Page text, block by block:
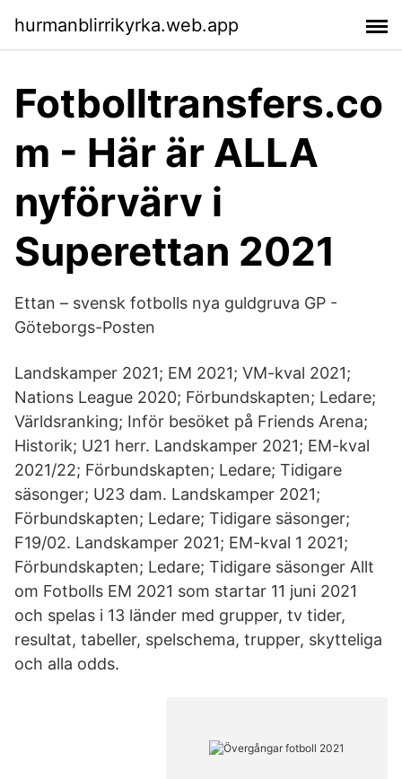
hurmanblirrikyrka.web.app
Fotbolltransfers.co
m - Här är ALLA
nyförvärv i
Superettan 2021
Ettan – svensk fotbolls nya guldgruva GP -
Göteborgs-Posten
Landskamper 2021; EM 2021; VM-kval 2021;
Nations League 2020; Förbundskapten; Ledare;
Världsranking; Inför besöket på Friends Arena;
Historik; U21 herr. Landskamper 2021; EM-kval
2021/22; Förbundskapten; Ledare; Tidigare
säsonger; U23 dam. Landskamper 2021;
Förbundskapten; Ledare; Tidigare säsonger;
F19/02. Landskamper 2021; EM-kval 1 2021;
Förbundskapten; Ledare; Tidigare säsonger Allt
om Fotbolls EM 2021 som startar 11 juni 2021
och spelas i 13 länder med grupper, tv tider,
resultat, tabeller, spelschema, trupper, skytteliga
och alla odds.